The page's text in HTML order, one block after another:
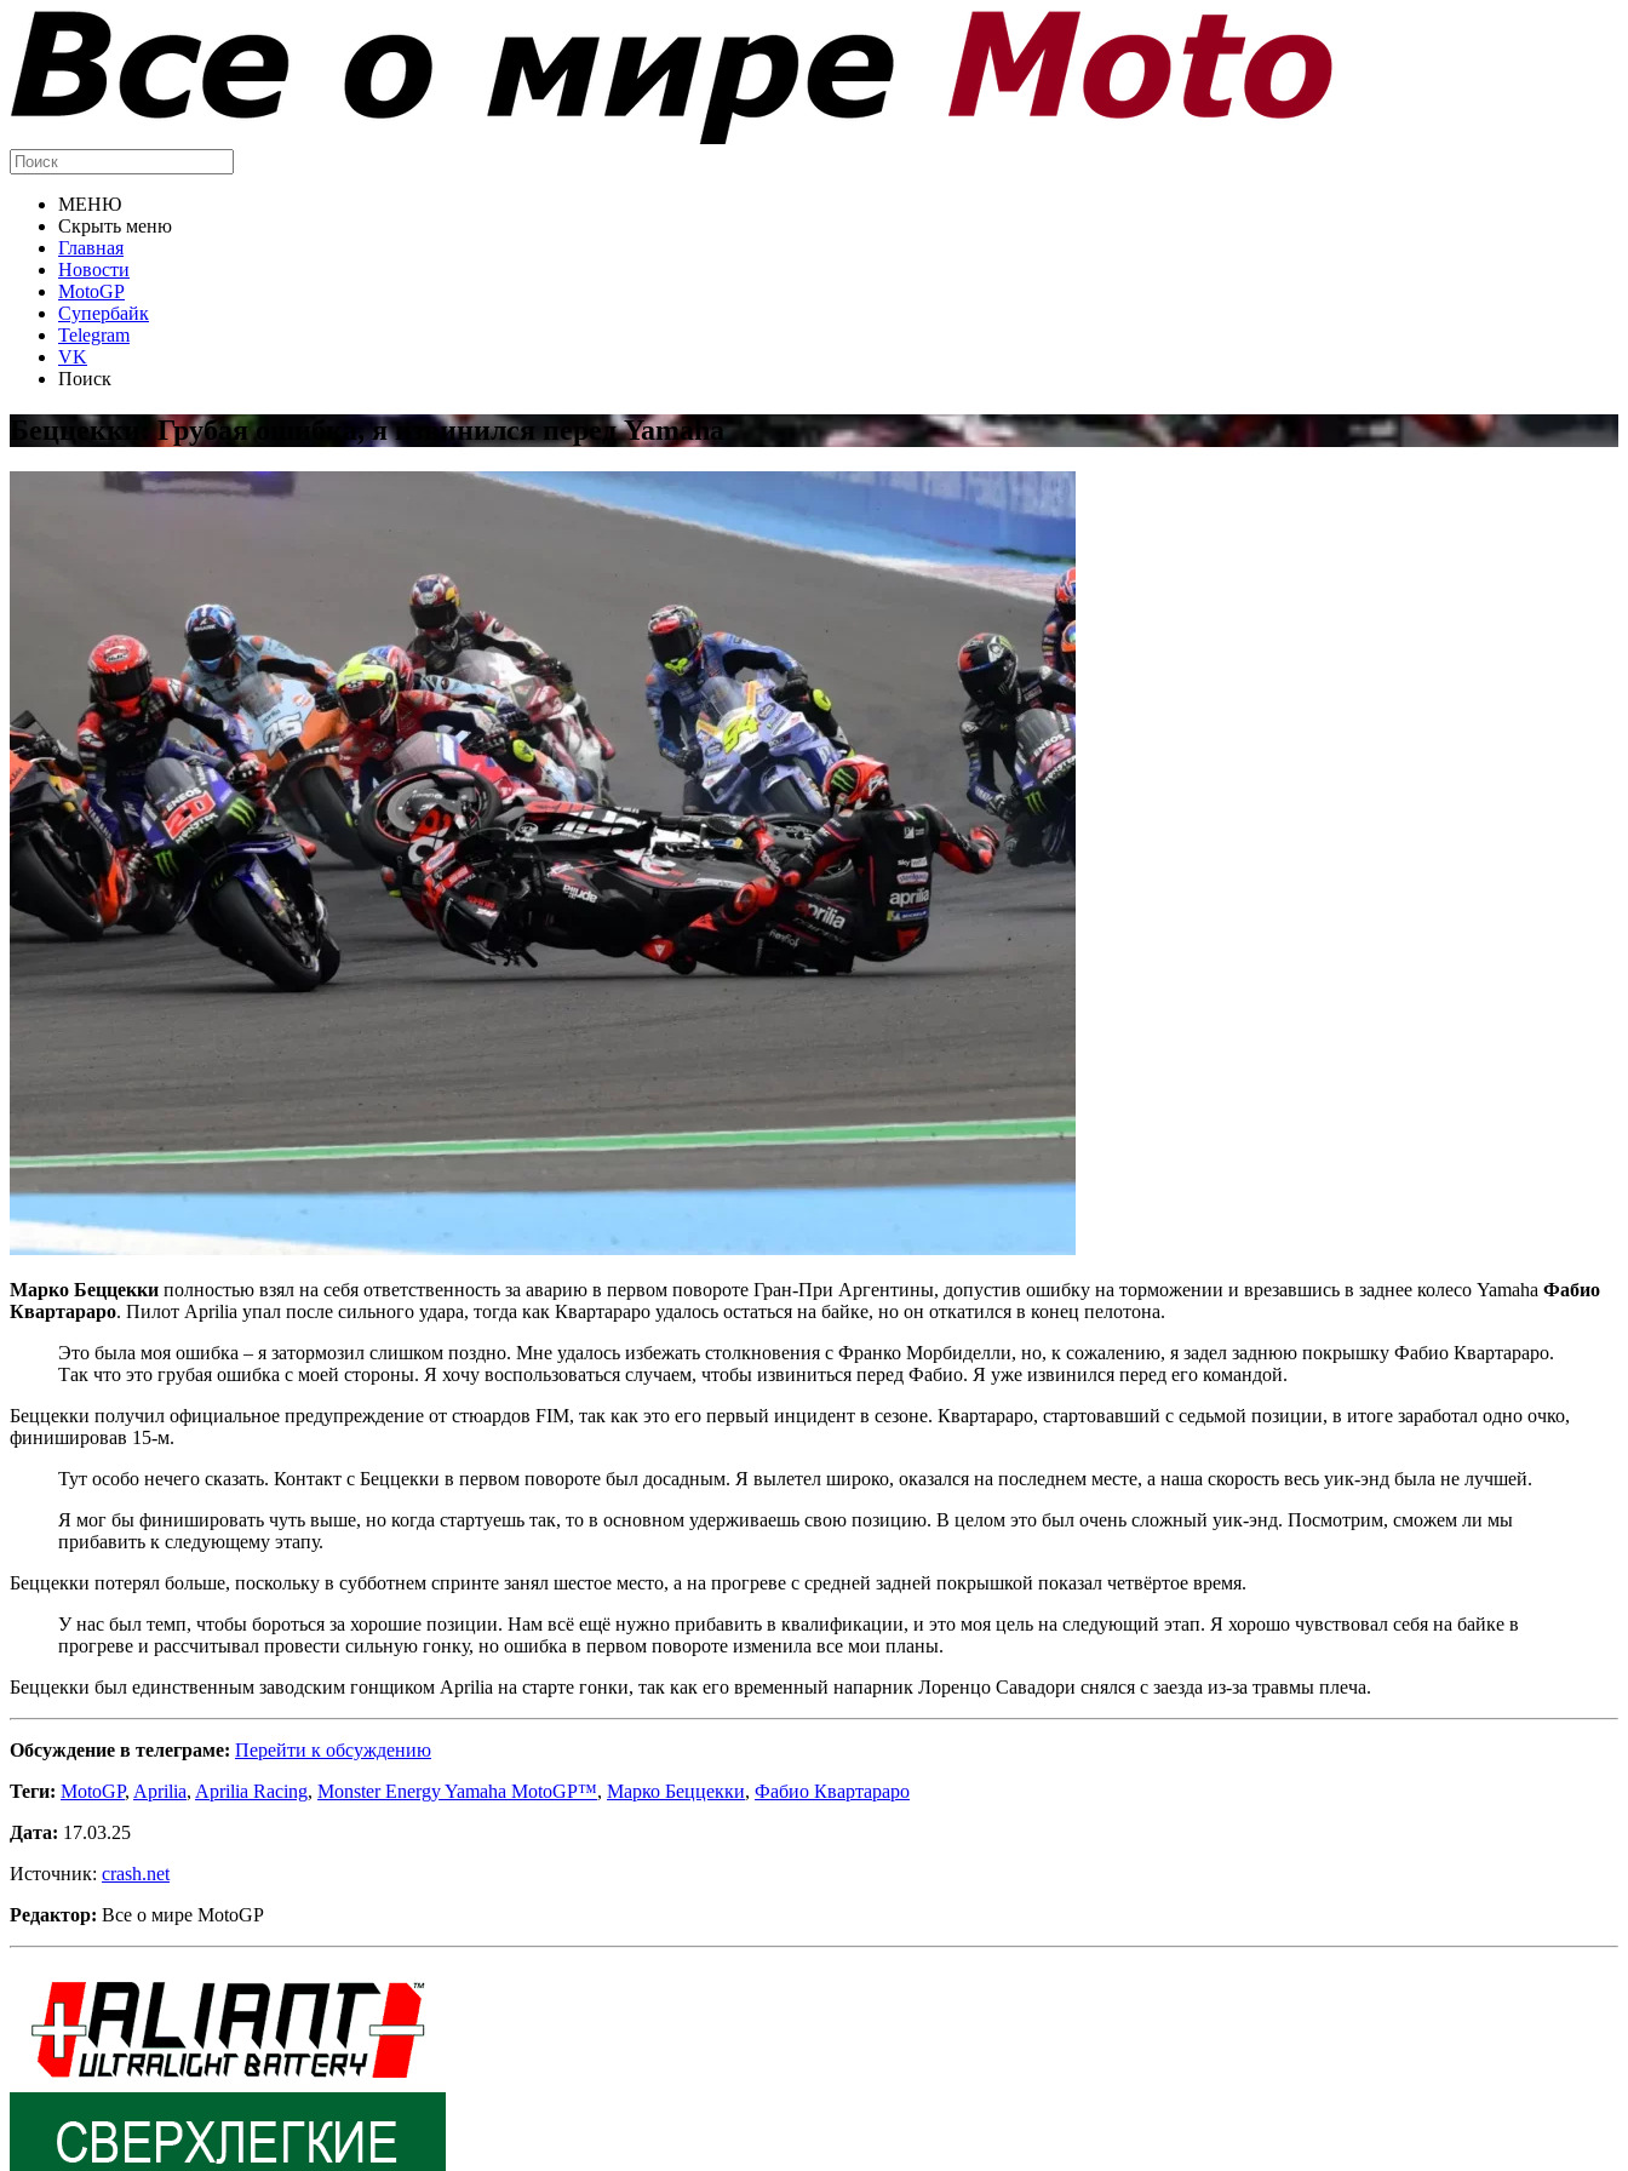
МЕНЮ
Скрыть меню
Главная
Новости
MotoGP
Супербайк
Telegram
VK
Поиск
Беццекки: Грубая ошибка, я извинился перед Yamaha
Марко Беццекки полностью взял на себя ответственность за аварию в первом повороте Гран-При Аргентины, допустив ошибку на торможении и врезавшись в заднее колесо Yamaha Фабио
Квартараро. Пилот Aprilia упал после сильного удара, тогда как Квартараро удалось остаться на байке, но он откатился в конец пелотона.
Это была моя ошибка – я затормозил слишком поздно. Мне удалось избежать столкновения с Франко Морбиделли, но, к сожалению, я задел заднюю покрышку Фабио Квартараро.
Так что это грубая ошибка с моей стороны. Я хочу воспользоваться случаем, чтобы извиниться перед Фабио. Я уже извинился перед его командой.
Беццекки получил официальное предупреждение от стюардов FIM, так как это его первый инцидент в сезоне. Квартараро, стартовавший с седьмой позиции, в итоге заработал одно очко,
финишировав 15-м.
Тут особо нечего сказать. Контакт с Беццекки в первом повороте был досадным. Я вылетел широко, оказался на последнем месте, а наша скорость весь уик-энд была не лучшей.
Я мог бы финишировать чуть выше, но когда стартуешь так, то в основном удерживаешь свою позицию. В целом это был очень сложный уик-энд. Посмотрим, сможем ли мы
прибавить к следующему этапу.
Беццекки потерял больше, поскольку в субботнем спринте занял шестое место, а на прогреве с средней задней покрышкой показал четвёртое время.
У нас был темп, чтобы бороться за хорошие позиции. Нам всё ещё нужно прибавить в квалификации, и это моя цель на следующий этап. Я хорошо чувствовал себя на байке в
прогреве и рассчитывал провести сильную гонку, но ошибка в первом повороте изменила все мои планы.
Беццекки был единственным заводским гонщиком Aprilia на старте гонки, так как его временный напарник Лоренцо Савадори снялся с заезда из-за травмы плеча.
Обсуждение в телеграме: Перейти к обсуждению
Теги: MotoGP, Aprilia, Aprilia Racing, Monster Energy Yamaha MotoGP™, Марко Беццекки, Фабио Квартараро
Дата: 17.03.25
Источник: crash.net
Редактор: Все о мире MotoGP